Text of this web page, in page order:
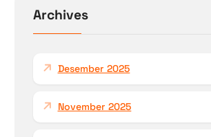
n
tArchives
Desember 2025
November 2025